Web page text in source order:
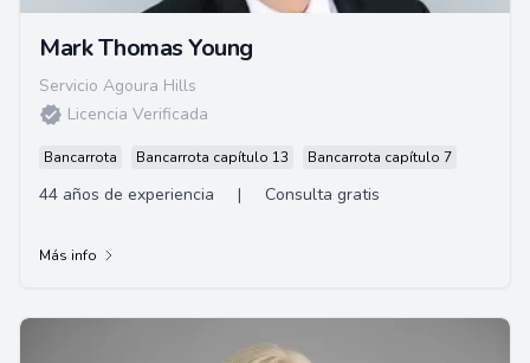
Mark Thomas Young
Servicio Agoura Hills
Licencia Verificada
Bancarrota Bancarrota capítulo 13 Bancarrota capítulo 7
44 años de experiencia | Consulta gratis
Más info